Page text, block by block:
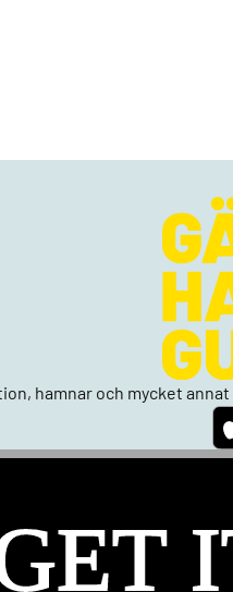
hamnar och mycket